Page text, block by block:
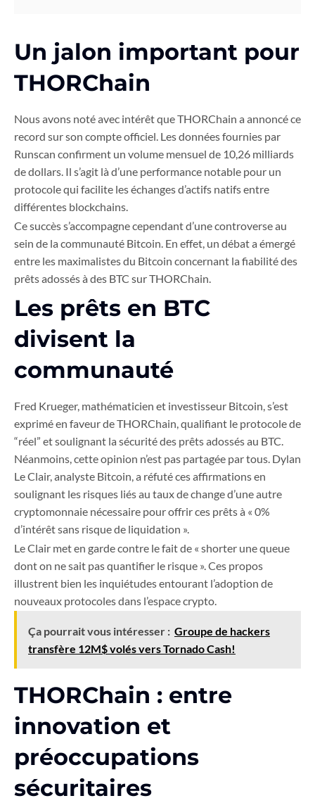
Un jalon important pour
THORChain
Nous avons noté avec intérêt que THORChain a annoncé ce
record sur son compte officiel. Les données fournies par
Runscan confirment un volume mensuel de 10,26 milliards
de dollars. Il s’agit là d’une performance notable pour un
protocole qui facilite les échanges d’actifs natifs entre
différentes blockchains.
Ce succès s’accompagne cependant d’une controverse au
sein de la communauté Bitcoin. En effet, un débat a émergé
entre les maximalistes du Bitcoin concernant la fiabilité des
prêts adossés à des BTC sur THORChain.
Les prêts en BTC
divisent la
communauté
Fred Krueger, mathématicien et investisseur Bitcoin, s’est
exprimé en faveur de THORChain, qualifiant le protocole de
“réel” et soulignant la sécurité des prêts adossés au BTC.
Néanmoins, cette opinion n’est pas partagée par tous. Dylan
Le Clair, analyste Bitcoin, a réfuté ces affirmations en
soulignant les risques liés au taux de change d’une autre
cryptomonnaie nécessaire pour offrir ces prêts à « 0%
d’intérêt sans risque de liquidation ».
Le Clair met en garde contre le fait de « shorter une queue
dont on ne sait pas quantifier le risque ». Ces propos
illustrent bien les inquiétudes entourant l’adoption de
nouveaux protocoles dans l’espace crypto.
Ça pourrait vous intéresser : Groupe de hackers
transfère 12M$ volés vers Tornado Cash!
THORChain : entre
innovation et
préoccupations
sécuritaires